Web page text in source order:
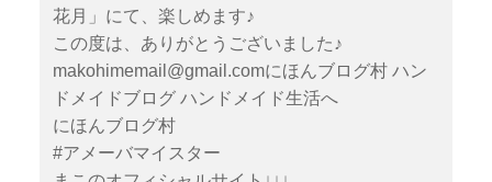
花月」にて、楽しめます♪
この度は、ありがとうございました♪
makohimemail@gmail.comにほんブログ村 ハン
ドメイドブログ ハンドメイド生活へ
にほんブログ村
#アメーバマイスター